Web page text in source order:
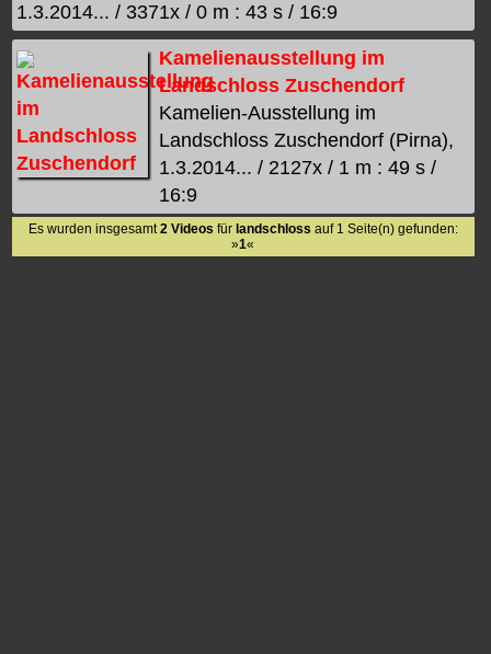
1.3.2014... / 3371x / 0 m : 43 s / 16:9
Kamelienausstellung im
Landschloss Zuschendorf
Kamelien-Ausstellung im
Landschloss Zuschendorf (Pirna),
1.3.2014... / 2127x / 1 m : 49 s /
16:9
Es wurden insgesamt2 Videos für landschloss auf 1 Seite(n) gefunden:
»1«